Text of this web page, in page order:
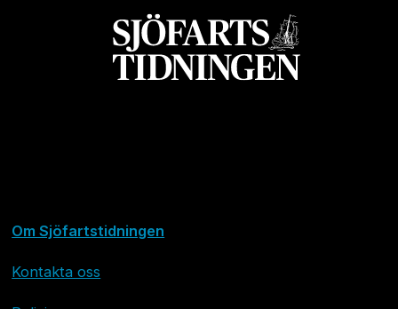
Om Sjöfartstidningen
Kontakta oss